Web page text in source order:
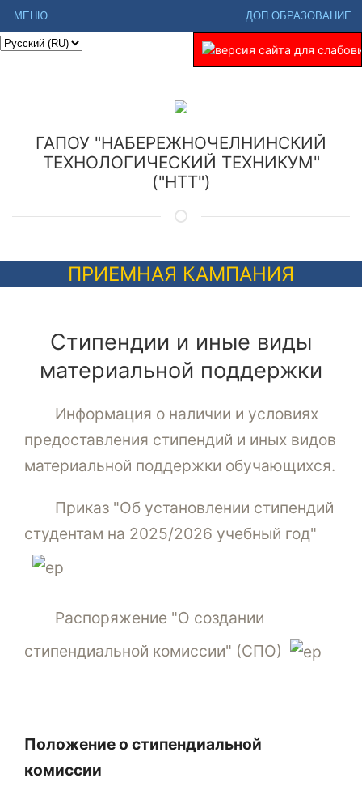
ДОП.ОБРАЗОВАНИЕ
МЕНЮ
ГАПОУ "НАБЕРЕЖНОЧЕЛНИНСКИЙ
ТЕХНОЛОГИЧЕСКИЙ ТЕХНИКУМ"
("НТТ")
ПРИЕМНАЯ КАМПАНИЯ
Стипендии и иные виды
материальной поддержки
Информация о наличии и условиях
предоставления стипендий и иных видов
материальной поддержки обучающихся.
Приказ "Об установлении стипендий
студентам на 2025/2026 учебный год"
Распоряжение "О создании
стипендиальной комиссии" (СПО)
Положение о стипендиальной
комиссии